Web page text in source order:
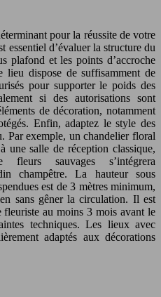
pour la réussite de votre
essentiel d’évaluer la structure du
plafond et les points d’accroche
lieu dispose de suffisamment de
pour supporter le poids des
si des autorisations sont
de décoration, notamment
Enfin, adaptez le style des
Par exemple, un chandelier floral
une salle de réception classique,
sauvages s’intégrera
champêtre. La hauteur sous
est de 3 mètres minimum,
sans gêner la circulation. Il est
au moins 3 mois avant le
techniques. Les lieux avec
adaptés aux décorations